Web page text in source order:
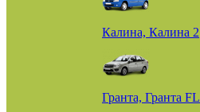
Калина, Калина 2
Гранта, Гранта FL